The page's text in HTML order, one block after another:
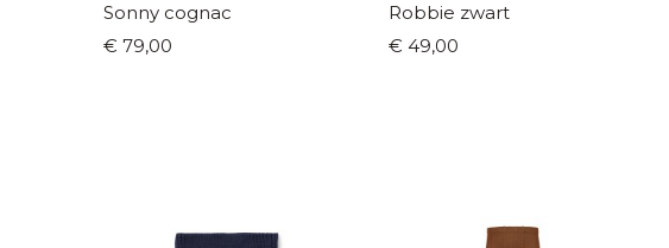
Sonny cognac
€ 79,00
Robbie zwart
€ 49,00